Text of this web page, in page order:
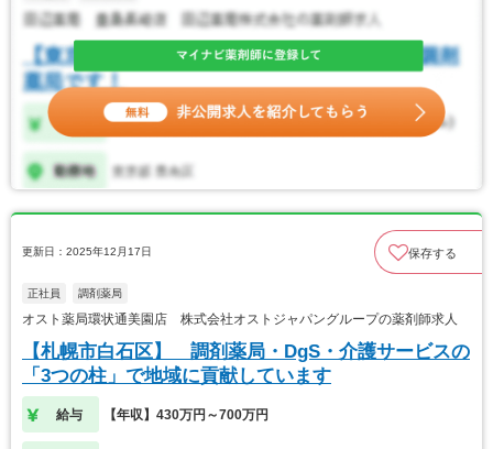
更新日：2025年12月17日 保存する
正社員 調剤薬局
オスト薬局環状通美園店 株式会社オストジャパングループの薬剤師求人
【札幌市白石区】 調剤薬局・DgS・介護サービスの
「3つの柱」で地域に貢献しています
給与 【年収】430万円～700万円